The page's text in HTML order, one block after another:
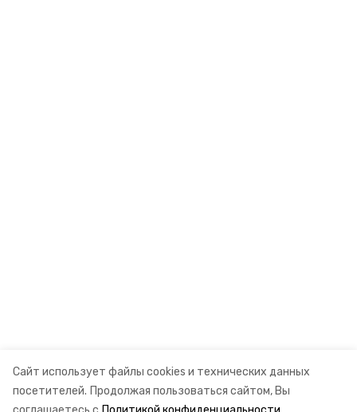
Сайт использует файлы cookies и технических данных
посетителей. Продолжая пользоваться сайтом, Вы